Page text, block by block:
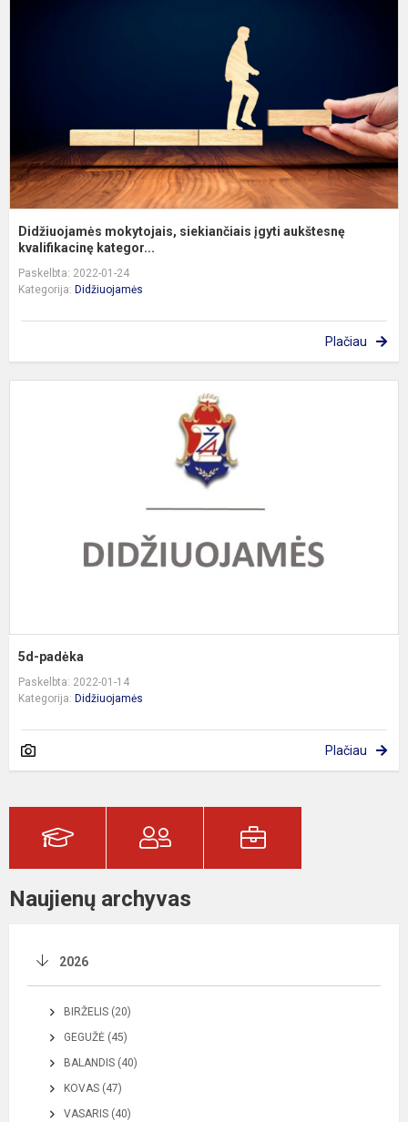
Didžiuojamės mokytojais, siekiančiais įgyti aukštesnę
kvalifikacinę kategor...
Paskelbta: 2022-01-24
Kategorija: Didžiuojamės
Plačiau
5d-padėka
Paskelbta: 2022-01-14
Kategorija: Didžiuojamės
Plačiau
Naujienų archyvas
2026
BIRŽELIS (20)
GEGUŽĖ (45)
BALANDIS (40)
KOVAS (47)
VASARIS (40)